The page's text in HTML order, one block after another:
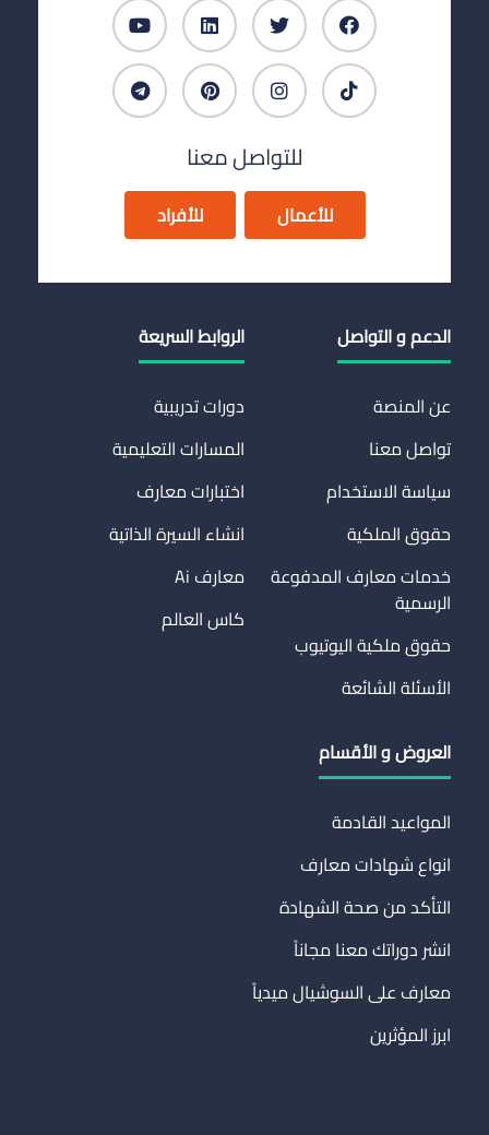
للتواصل معنا
للأعمال للأفراد
الدعم و التواصل
عن المنصة
تواصل معنا
سياسة الاستخدام
حقوق الملكية
خدمات معارف المدفوعة
الرسمية
حقوق ملكية اليوتيوب
الأسئلة الشائعة
الروابط السريعة
دورات تدريبية
المسارات التعليمية
اختبارات معارف
انشاء السيرة الذاتية
معارف Ai
كاس العالم
العروض و الأقسام
المواعيد القادمة
انواع شهادات معارف
التأكد من صحة الشهادة
انشر دوراتك معنا مجاناً
معارف على السوشيال ميدياً
ابرز المؤثرين